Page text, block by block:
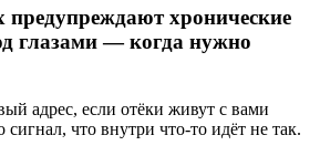
предупреждают хронические
глазами — когда нужно
адрес, если отёки живут с вами
сигнал, что внутри что-то идёт не так.